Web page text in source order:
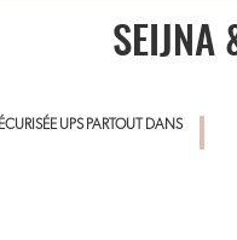
SEIJNA
UPS PARTOUT DANS